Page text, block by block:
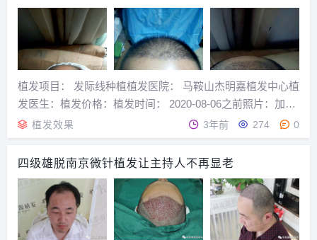
植发项目： 发际线种植植发医院： 马鞍山杰明嘉植发中心植
发医生：植发价格：植发时间： 2020-08-06之前照片：加微
信：zhifa777 预约植发医院术后第46天【秃顶植发术后第45
天】转眼间已经是植发的术后一个多月了，头发从生长期再
到现在的脱落期，目...
植发效果 3年前 274 0
四级雄脱南京微针植发让主持人不再显老